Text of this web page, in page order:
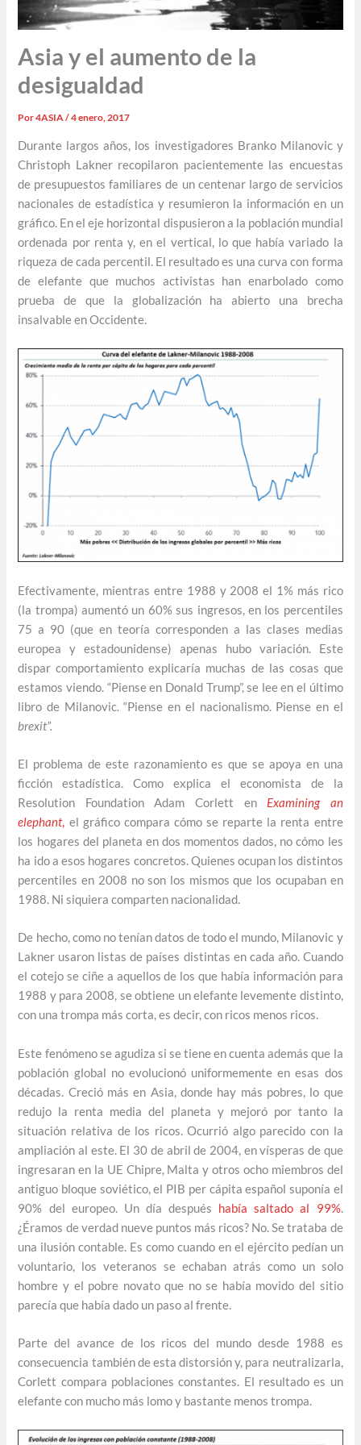
Asia y el aumento de la
desigualdad
Por4ASIA/4 enero, 2017
Durante largos años, los investigadores Branko Milanovic y
Christoph Lakner recopilaron pacientemente las encuestas
de presupuestos familiares de un centenar largo de servicios
nacionales de estadística y resumieron la información en un
gráfico. En el eje horizontal dispusieron a la población mundial
ordenada por renta y, en el vertical, lo que había variado la
riqueza de cada percentil. El resultado es una curva con forma
de elefante que muchos activistas han enarbolado como
prueba de que la globalización ha abierto una brecha
insalvable en Occidente.
Efectivamente, mientras entre 1988 y 2008 el 1% más rico
(la trompa) aumentó un 60% sus ingresos, en los percentiles
75 a 90 (que en teoría corresponden a las clases medias
europea y estadounidense) apenas hubo variación. Este
dispar comportamiento explicaría muchas de las cosas que
estamos viendo. “Piense en Donald Trump”, se lee en el último
libro de Milanovic. “Piense en el nacionalismo. Piense en el
brexit”.
El problema de este razonamiento es que se apoya en una
ficción estadística. Como explica el economista de la
Resolution Foundation Adam Corlett en Examining an
elephant, el gráfico compara cómo se reparte la renta entre
los hogares del planeta en dos momentos dados, no cómo les
ha ido a esos hogares concretos. Quienes ocupan los distintos
percentiles en 2008 no son los mismos que los ocupaban en
1988. Ni siquiera comparten nacionalidad.
De hecho, como no tenían datos de todo el mundo, Milanovic y
Lakner usaron listas de países distintas en cada año. Cuando
el cotejo se ciñe a aquellos de los que había información para
1988 y para 2008, se obtiene un elefante levemente distinto,
con una trompa más corta, es decir, con ricos menos ricos.
Este fenómeno se agudiza si se tiene en cuenta además que la
población global no evolucionó uniformemente en esas dos
décadas. Creció más en Asia, donde hay más pobres, lo que
redujo la renta media del planeta y mejoró por tanto la
situación relativa de los ricos. Ocurrió algo parecido con la
ampliación al este. El 30 de abril de 2004, en vísperas de que
ingresaran en la UE Chipre, Malta y otros ocho miembros del
antiguo bloque soviético, el PIB per cápita español suponía el
90% del europeo. Un día después había saltado al 99%.
¿Éramos de verdad nueve puntos más ricos? No. Se trataba de
una ilusión contable. Es como cuando en el ejército pedían un
voluntario, los veteranos se echaban atrás como un solo
hombre y el pobre novato que no se había movido del sitio
parecía que había dado un paso al frente.
Parte del avance de los ricos del mundo desde 1988 es
consecuencia también de esta distorsión y, para neutralizarla,
Corlett compara poblaciones constantes. El resultado es un
elefante con mucho más lomo y bastante menos trompa.